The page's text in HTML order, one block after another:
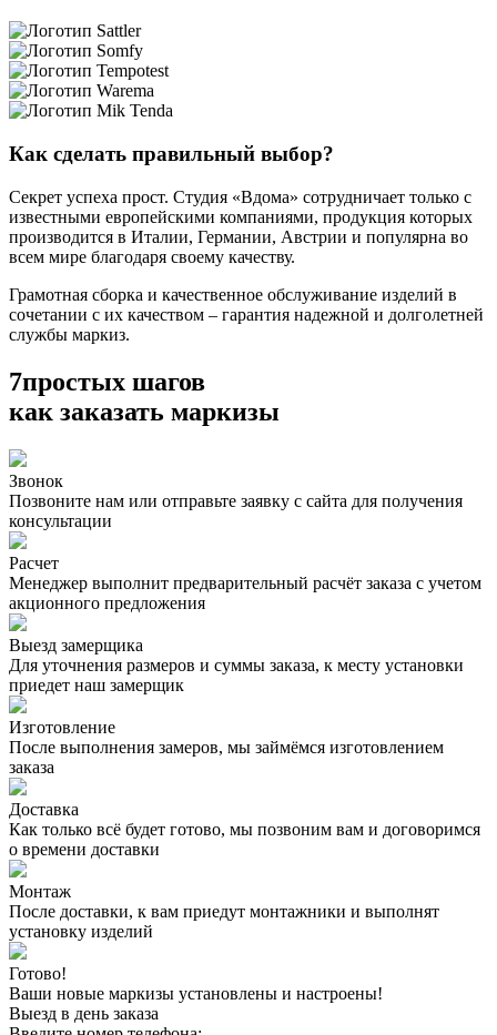
Как сделать правильный выбор?
Секрет успеха прост. Студия «Вдома» сотрудничает только с
известными европейскими компаниями, продукция которых
производится в Италии, Германии, Австрии и популярна во
всем мире благодаря своему качеству.
Грамотная сборка и качественное обслуживание изделий в
сочетании с их качеством – гарантия надежной и долголетней
службы маркиз.
7простых шагов
как заказать маркизы
Звонок
Позвоните нам или отправьте заявку с сайта для получения
консультации
Расчет
Менеджер выполнит предварительный расчёт заказа с учетом
акционного предложения
Выезд замерщика
Для уточнения размеров и суммы заказа, к месту установки
приедет наш замерщик
Изготовление
После выполнения замеров, мы займёмся изготовлением
заказа
Доставка
Как только всё будет готово, мы позвоним вам и договоримся
о времени доставки
Монтаж
После доставки, к вам приедут монтажники и выполнят
установку изделий
Готово!
Ваши новые маркизы установлены и настроены!
Выезд в день заказа